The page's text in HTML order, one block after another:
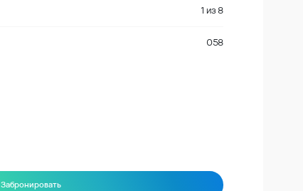
1 из8
058
Забронировать